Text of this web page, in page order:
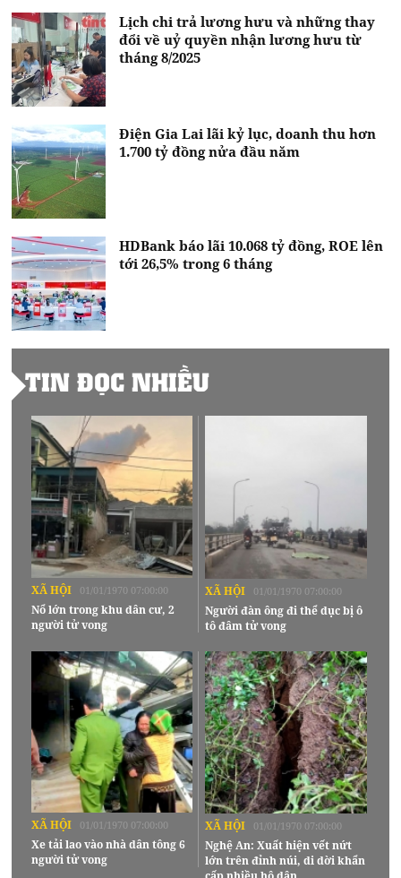
Lịch chi trả lương hưu và những thay
đổi về uỷ quyền nhận lương hưu từ
tháng 8/2025
Điện Gia Lai lãi kỷ lục, doanh thu hơn
1.700 tỷ đồng nửa đầu năm
HDBank báo lãi 10.068 tỷ đồng, ROE lên
tới 26,5% trong 6 tháng
TIN ĐỌC NHIỀU
XÃ HỘI 01/01/1970 07:00:00
Nổ lớn trong khu dân cư, 2
người tử vong
XÃ HỘI 01/01/1970 07:00:00
Người đàn ông đi thể dục bị ô
tô đâm tử vong
XÃ HỘI 01/01/1970 07:00:00
Xe tải lao vào nhà dân tông 6
người tử vong
XÃ HỘI 01/01/1970 07:00:00
Nghệ An: Xuất hiện vết nứt
lớn trên đỉnh núi, di dời khẩn